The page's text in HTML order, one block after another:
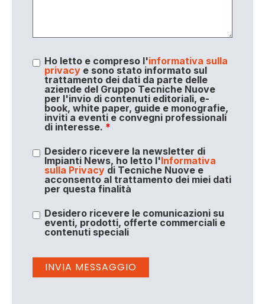
Ho letto e compreso l'informativa sulla
privacye sono stato informato sul
trattamento dei dati da parte delle
aziende del Gruppo Tecniche Nuove
per l'invio di contenuti editoriali, e-
book, white paper, guide e monografie,
inviti a eventi e convegni professionali
di interesse. *
Desidero ricevere la newsletter di
Impianti News, ho letto l'Informativa
sulla Privacydi Tecniche Nuove e
acconsento al trattamento dei miei dati
per questa finalità
Desidero ricevere le comunicazioni su
eventi, prodotti, offerte commerciali e
contenuti speciali